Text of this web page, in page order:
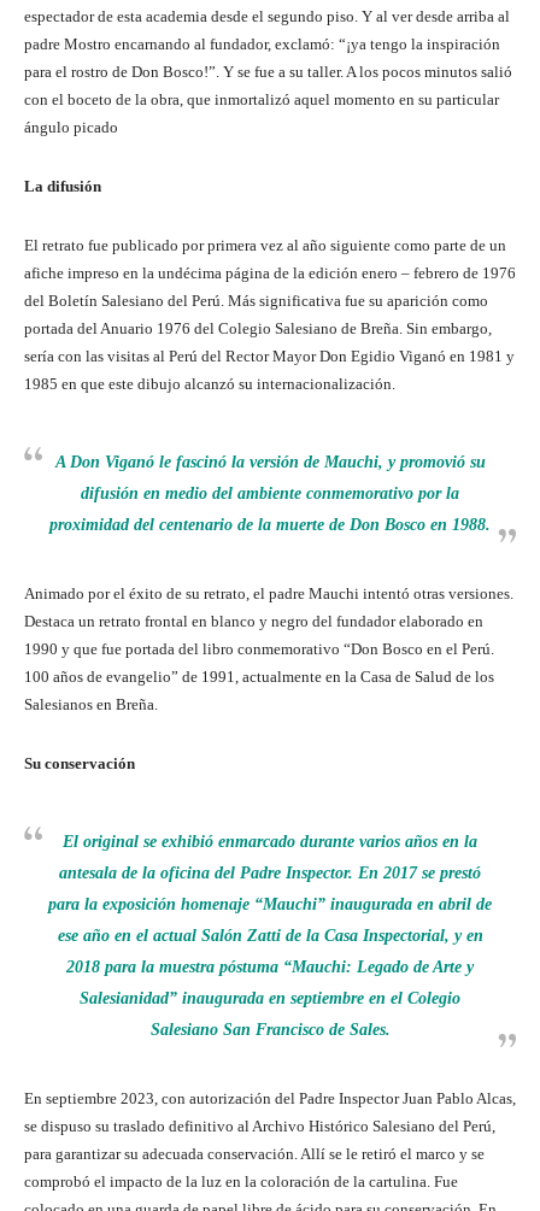
espectador de esta academia desde el segundo piso. Y al ver desde arriba al
padre Mostro encarnando al fundador, exclamó: “¡ya tengo la inspiración
para el rostro de Don Bosco!”. Y se fue a su taller. A los pocos minutos salió
con el boceto de la obra, que inmortalizó aquel momento en su particular
ángulo picado
La difusión
El retrato fue publicado por primera vez al año siguiente como parte de un
afiche impreso en la undécima página de la edición enero – febrero de 1976
del Boletín Salesiano del Perú. Más significativa fue su aparición como
portada del Anuario 1976 del Colegio Salesiano de Breña. Sin embargo,
sería con las visitas al Perú del Rector Mayor Don Egidio Viganó en 1981 y
1985 en que este dibujo alcanzó su internacionalización.
A Don Viganó le fascinó la versión de Mauchi, y promovió su
difusión en medio del ambiente conmemorativo por la
proximidad del centenario de la muerte de Don Bosco en 1988.
Animado por el éxito de su retrato, el padre Mauchi intentó otras versiones.
Destaca un retrato frontal en blanco y negro del fundador elaborado en
1990 y que fue portada del libro conmemorativo “Don Bosco en el Perú.
100 años de evangelio” de 1991, actualmente en la Casa de Salud de los
Salesianos en Breña.
Su conservación
El original se exhibió enmarcado durante varios años en la
antesala de la oficina del Padre Inspector. En 2017 se prestó
para la exposición homenaje “Mauchi” inaugurada en abril de
ese año en el actual Salón Zatti de la Casa Inspectorial, y en
2018 para la muestra póstuma “Mauchi: Legado de Arte y
Salesianidad” inaugurada en septiembre en el Colegio
Salesiano San Francisco de Sales.
En septiembre 2023, con autorización del Padre Inspector Juan Pablo Alcas,
se dispuso su traslado definitivo al Archivo Histórico Salesiano del Perú,
para garantizar su adecuada conservación. Allí se le retiró el marco y se
comprobó el impacto de la luz en la coloración de la cartulina. Fue